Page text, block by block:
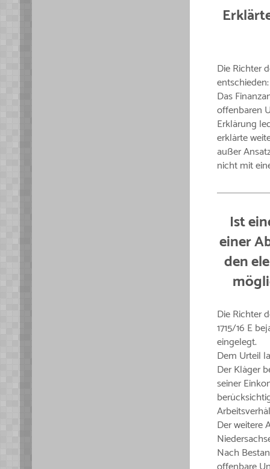
Die Richter
entschieden:
Das
offenbaren
Erklärung
erklärte
außer
nicht mit
Ist
einer
den
Die Richter
1715/16 E
eingelegt.
Dem Urteil
Der Kläger
seiner
Der weitere
Nach